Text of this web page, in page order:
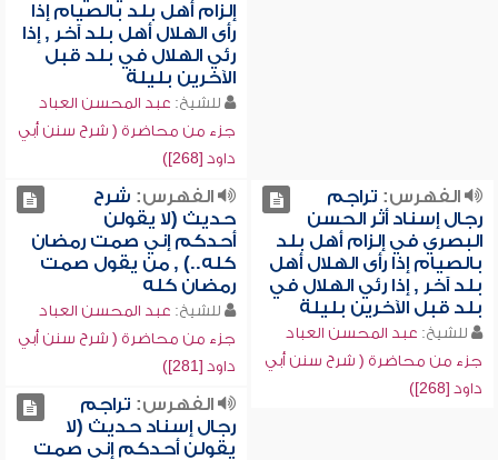
إلزام أهل بلد بالصيام إذا
رأى الهلال أهل بلد آخر , إذا
رئي الهلال في بلد قبل
الآخرين بليلة
للشيخ: عبد المحسن العباد
جزء من محاضرة ( شرح سنن أبي
داود [268])
الفهرس: تراجم
رجال إسناد أثر الحسن
البصري في إلزام أهل بلد
بالصيام إذا رأى الهلال أهل
بلد آخر , إذا رئي الهلال في
بلد قبل الآخرين بليلة
للشيخ: عبد المحسن العباد
جزء من محاضرة ( شرح سنن أبي
داود [268])
الفهرس: شرح
حديث (لا يقولن
أحدكم إني صمت رمضان
كله..) , من يقول صمت
رمضان كله
للشيخ: عبد المحسن العباد
جزء من محاضرة ( شرح سنن أبي
داود [281])
الفهرس: تراجم
رجال إسناد حديث (لا
يقولن أحدكم إني صمت